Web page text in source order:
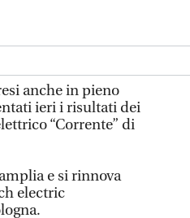
anche in pieno
ieri i risultati dei
“Corrente” di
e si rinnova
electric